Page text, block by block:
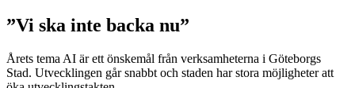
”Vi ska inte backa nu”
Årets tema AI är ett önskemål från verksamheterna i Göteborgs
Stad. Utvecklingen går snabbt och staden har stora möjligheter att